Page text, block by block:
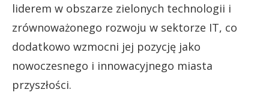
liderem w obszarze zielonych technologii i
zrównoważonego rozwoju w sektorze IT, co
dodatkowo wzmocni jej pozycję jako
nowoczesnego i innowacyjnego miasta
przyszłości.